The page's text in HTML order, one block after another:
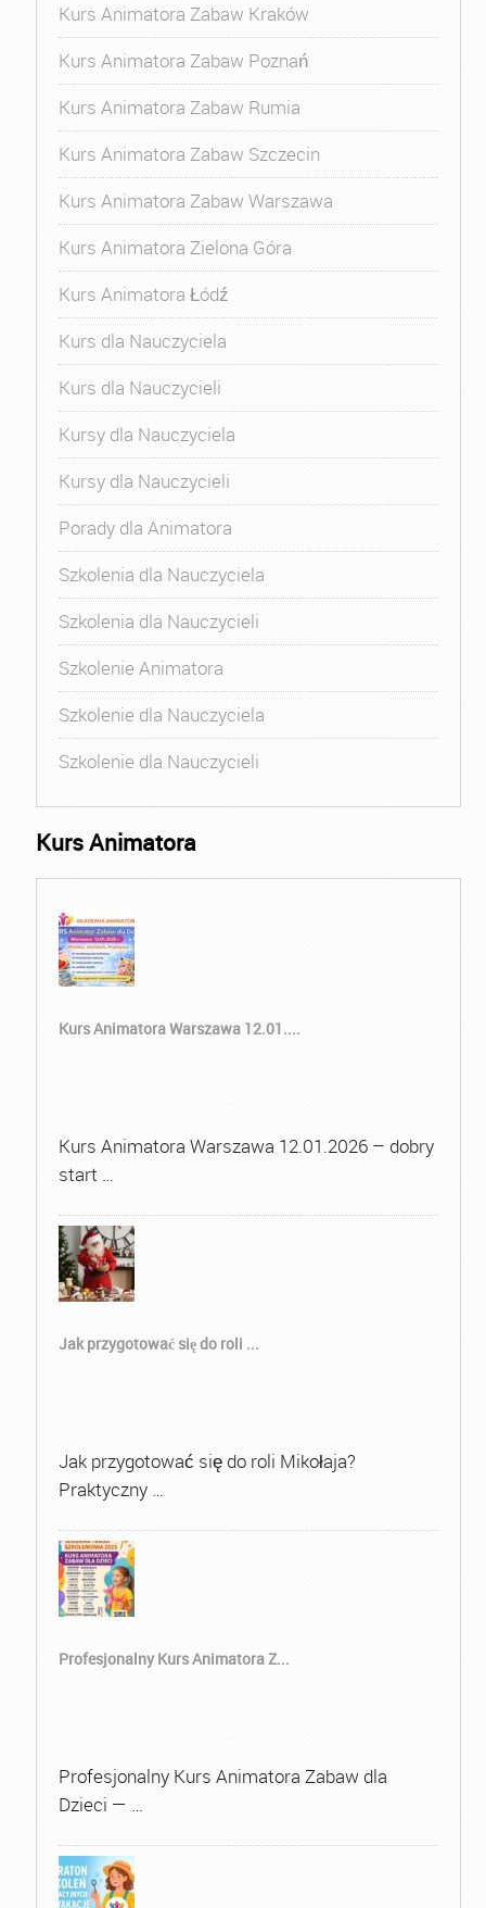
Kurs Animatora Zabaw Kraków
Kurs Animatora Zabaw Poznań
Kurs Animatora Zabaw Rumia
Kurs Animatora Zabaw Szczecin
Kurs Animatora Zabaw Warszawa
Kurs Animatora Zielona Góra
Kurs Animatora Łódź
Kurs dla Nauczyciela
Kurs dla Nauczycieli
Kursy dla Nauczyciela
Kursy dla Nauczycieli
Porady dla Animatora
Szkolenia dla Nauczyciela
Szkolenia dla Nauczycieli
Szkolenie Animatora
Szkolenie dla Nauczyciela
Szkolenie dla Nauczycieli
Kurs Animatora
Kurs Animatora Warszawa 12.01....
Kurs Animatora Warszawa 12.01.2026 – dobry
start …
Jak przygotować się do roli ...
Jak przygotować się do roli Mikołaja?
Praktyczny …
Profesjonalny Kurs Animatora Z...
Profesjonalny Kurs Animatora Zabaw dla
Dzieci — …